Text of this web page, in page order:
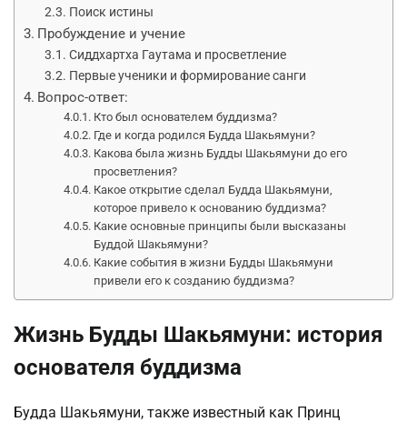
Поиск истины
Пробуждение и учение
Сиддхартха Гаутама и просветление
Первые ученики и формирование санги
Вопрос-ответ:
Кто был основателем буддизма?
Где и когда родился Будда Шакьямуни?
Какова была жизнь Будды Шакьямуни до его
просветления?
Какое открытие сделал Будда Шакьямуни,
которое привело к основанию буддизма?
Какие основные принципы были высказаны
Буддой Шакьямуни?
Какие события в жизни Будды Шакьямуни
привели его к созданию буддизма?
Жизнь Будды Шакьямуни: история
основателя буддизма
Будда Шакьямуни, также известный как Принц